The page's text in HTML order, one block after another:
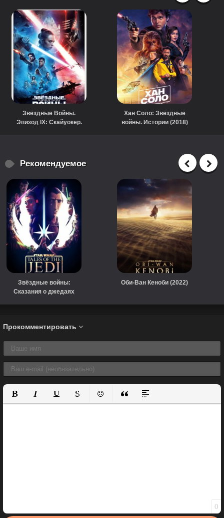
Звёздные Войны.
Эпизод IX: Скайуокер.
Хан Соло: Звёздные
войны. Истории (2018)
Рекомендуемое
Звёздные войны:
Сказания о джедаях
Оби-Ван Кеноби (2022)
Прокомментировать
Полужирный
КурсивПодчеркнутый
ЗачеркнутыйВставить смайлик
Вставка цитаты
Вставка спойлера
0